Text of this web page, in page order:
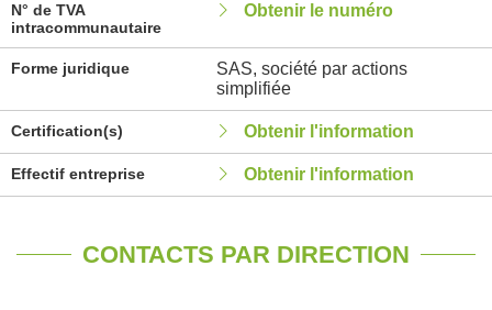
N° de TVA
intracommunautaire
Obtenir le numéro
Forme juridique
SAS, société par actions
simplifiée
Certification(s) Obtenir l'information
Effectif entreprise Obtenir l'information
CONTACTS PAR DIRECTION